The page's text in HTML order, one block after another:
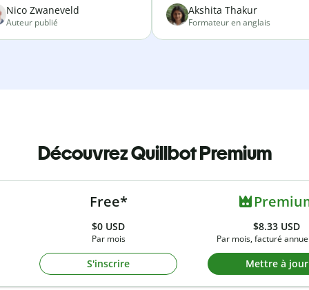
Nico Zwaneveld
Auteur publié
Akshita Thakur
Formateur en anglais
Découvrez Quillbot Premium
Free*
$0 USD
Par mois
S'inscrire
$8.33 USD
Par mois, facturé
Mettre à jour